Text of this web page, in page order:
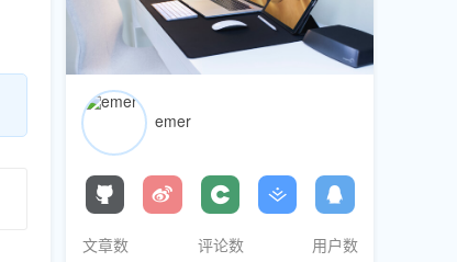
emer
文章数 评论数 用户数